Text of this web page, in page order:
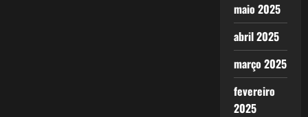
maio 2025
abril 2025
março 2025
fevereiro
2025